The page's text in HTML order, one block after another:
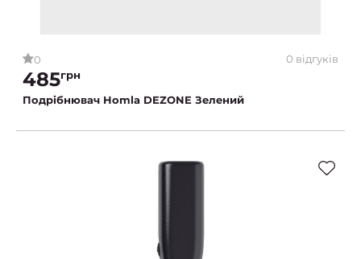
0 0 відгуків
485грн
Подрібнювач Homla DEZONE Зелений